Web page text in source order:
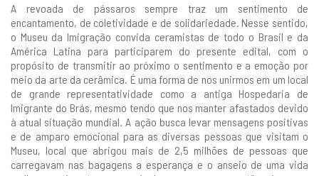
A revoada de pássaros sempre traz um sentimento de
encantamento, de coletividade e de solidariedade. Nesse sentido,
o Museu da Imigração convida ceramistas de todo o Brasil e da
América Latina para participarem do presente edital, com o
propósito de transmitir ao próximo o sentimento e a emoção por
meio da arte da cerâmica. É uma forma de nos unirmos em um local
de grande representatividade como a antiga Hospedaria de
Imigrante do Brás, mesmo tendo que nos manter afastados devido
à atual situação mundial. A ação busca levar mensagens positivas
e de amparo emocional para as diversas pessoas que visitam o
Museu, local que abrigou mais de 2,5 milhões de pessoas que
carregavam nas bagagens a esperança e o anseio de uma vida